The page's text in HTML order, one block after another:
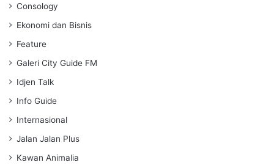
Consology
Ekonomi dan Bisnis
Feature
Galeri City Guide FM
Idjen Talk
Info Guide
Internasional
Jalan Jalan Plus
Kawan Animalia